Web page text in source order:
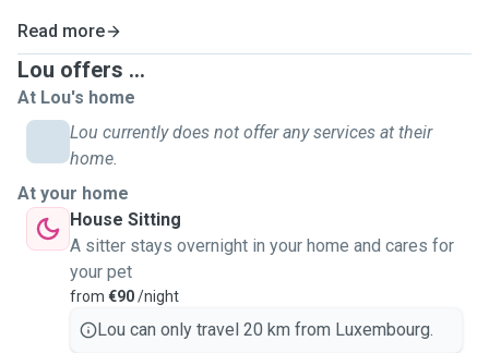
Read more
Lou offers ...
At Lou's home
Lou currently does not offer any services at their
home.
At your home
House Sitting
A sitter stays overnight in your home and cares for
your pet
from €90/night
Lou can only travel 20 km from Luxembourg.